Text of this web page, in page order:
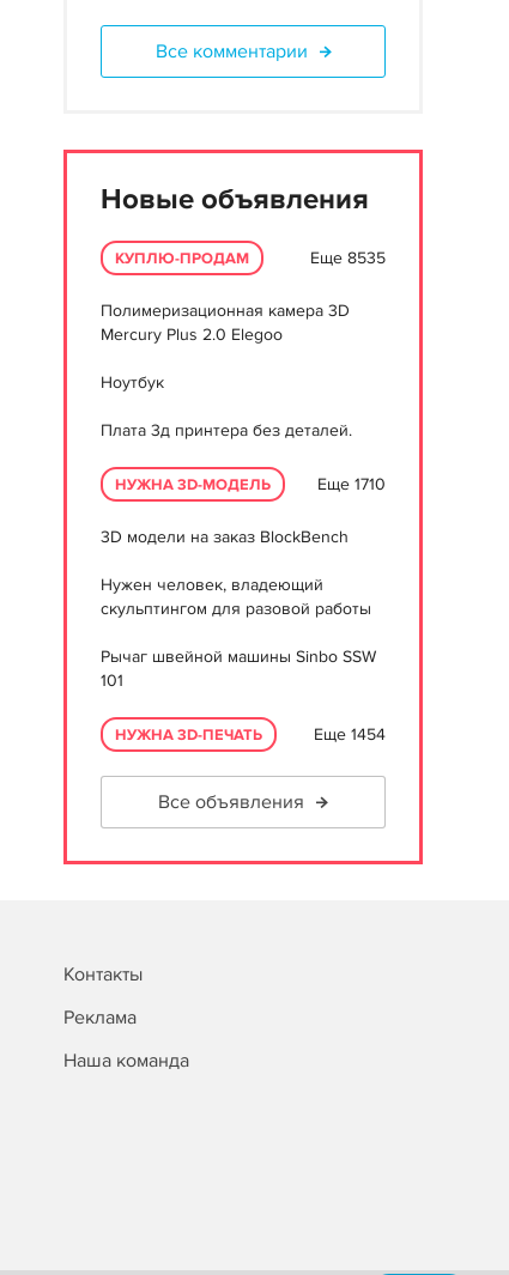
Все комментарии
Новые объявления
КУПЛЮ-ПРОДАМ Еще 8535
Полимеризационная камера 3D
Mercury Plus 2.0 Elegoo
Ноутбук
Плата 3д принтера без деталей.
НУЖНА 3D-МОДЕЛЬ Еще 1710
3D модели на заказ BlockBench
Нужен человек, владеющий
скульптингом для разовой работы
Рычаг швейной машины Sinbo SSW
101
НУЖНА 3D-ПЕЧАТЬ Еще 1454
Все объявления
Контакты
Реклама
Наша команда